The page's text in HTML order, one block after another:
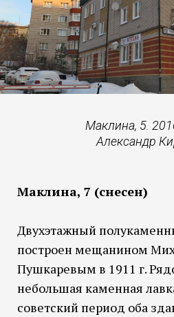
Маклина, 5.
Александр
Маклина, 7 (снесен)
Двухэтажный
построен мещанином
Пушкаревым в 1911 г.
небольшая каменная
советский период оба